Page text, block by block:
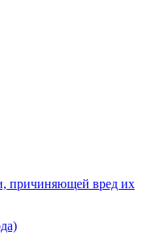
причиняющей вред их